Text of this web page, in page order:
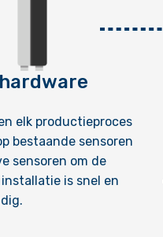
elk productieproces
bestaande sensoren
sensoren om de
is snel en